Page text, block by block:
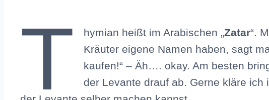
T hymian heißt im Arabischen „Zatar“.
Kräuter eigene Namen haben, sagt
kaufen!“ – Äh…. okay. Am besten
der Levante drauf ab. Gerne kläre